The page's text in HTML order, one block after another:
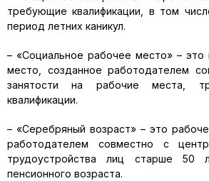
требующие квалификации, в том
период летних каникул.
– «Социальное рабочее место» –
место, созданное работодателем
занятости на рабочие места,
квалификации.
– «Серебряный возраст» – это
работодателем совместно с
трудоустройства лиц старше 50
пенсионного возраста.